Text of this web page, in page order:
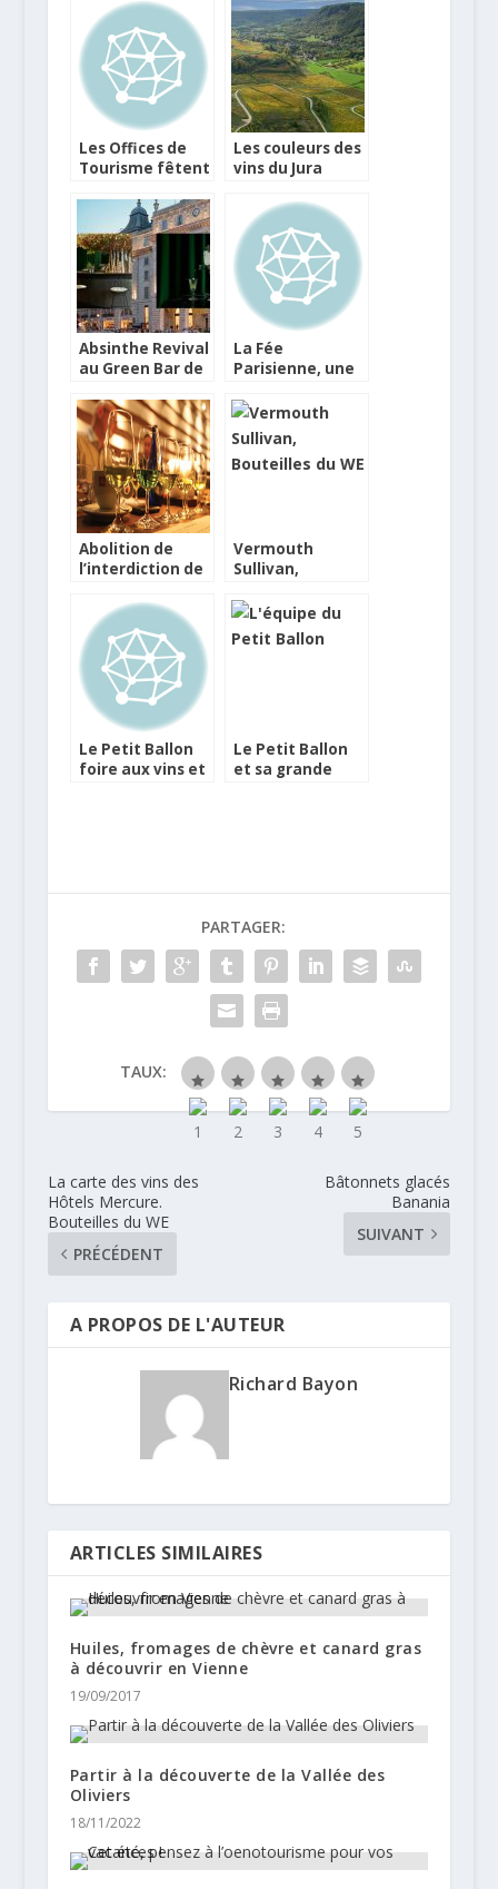
Les Offices de
Tourisme fêtent
Les couleurs des
vins du Jura
Absinthe Revival
au Green Bar de
Royal
La Fée
Parisienne, une
recette
historique
Abolition de
l’interdiction de
Sénat
Vermouth
Sullivan,
Le Petit Ballon
foire aux vins et
Le Petit Ballon
et sa grande
PARTAGER:
TAUX:
La carte des vins des
Hôtels Mercure.
Bouteilles du WE
PRÉCÉDENT
Bâtonnets glacés
Banania
SUIVANT
A PROPOS DE L'AUTEUR
Richard Bayon
ARTICLES SIMILAIRES
Huiles, fromages de chèvre et canard gras
à découvrir en Vienne
19/09/2017
Partir à la découverte de la Vallée des
Oliviers
18/11/2022